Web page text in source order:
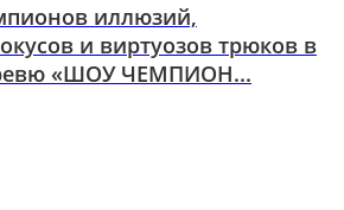
иллюзий,
и виртуозов трюков в
«ШОУ ЧЕМПИОН...